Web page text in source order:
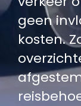
geen
kosten.